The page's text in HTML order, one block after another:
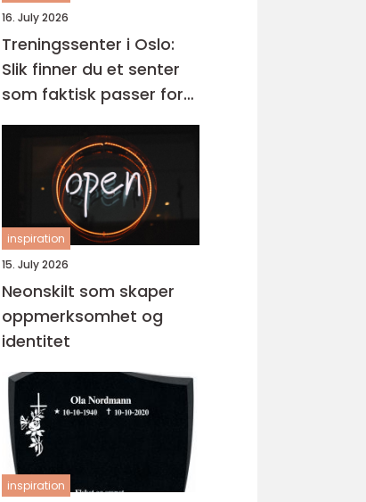
16. July 2026
Treningssenter i Oslo:
Slik finner du et senter
som faktisk passer for
deg
inspiration
15. July 2026
Neonskilt som skaper
oppmerksomhet og
identitet
inspiration